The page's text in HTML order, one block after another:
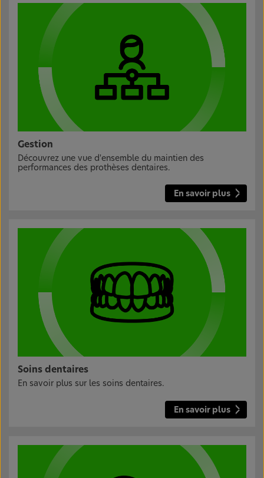
Gestion
Découvrez une vue d'ensemble du maintien des
performances des prothèses dentaires.
En savoir plus
Soins dentaires
En savoir plus sur les soins dentaires.
En savoir plus